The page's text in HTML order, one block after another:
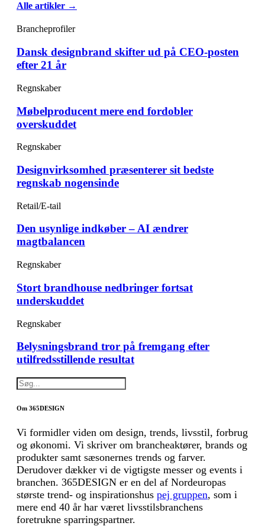
Alle artikler →
Brancheprofiler
Dansk designbrand skifter ud på CEO-posten
efter 21 år
Regnskaber
Møbelproducent mere end fordobler
overskuddet
Regnskaber
Designvirksomhed præsenterer sit bedste
regnskab nogensinde
Retail/E-tail
Den usynlige indkøber – AI ændrer
magtbalancen
Regnskaber
Stort brandhouse nedbringer fortsat
underskuddet
Regnskaber
Belysningsbrand tror på fremgang efter
utilfredsstillende resultat
Om 365DESIGN
Vi formidler viden om design, trends, livsstil, forbrug
og økonomi. Vi skriver om brancheaktører, brands og
produkter samt sæsonernes trends og farver.
Derudover dækker vi de vigtigste messer og events i
branchen. 365DESIGN er en del af Nordeuropas
største trend- og inspirationshus pej gruppen, som i
mere end 40 år har været livsstilsbranchens
foretrukne sparringspartner.